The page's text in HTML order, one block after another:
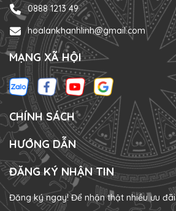
0888 1213 49
hoalankhanhlinh@gmail.com
MẠNG XÃ HỘI
CHÍNH SÁCH
HƯỚNG DẪN
ĐĂNG KÝ NHẬN TIN
Đăng ký ngay! Để nhận thật nhiều ưu đãi